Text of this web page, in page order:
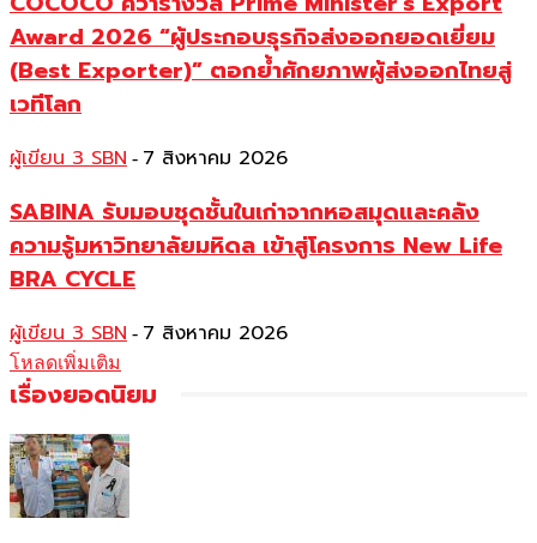
Award 2026 “ผู้ประกอบธุรกิจส่งออกยอดเยี่ยม
(Best Exporter)” ตอกย้ำศักยภาพผู้ส่งออกไทยสู่
เวทีโลก
ผู้เขียน 3 SBN - 7 สิงหาคม 2026
SABINA รับมอบชุดชั้นในเก่าจากหอสมุดและคลัง
ความรู้มหาวิทยาลัยมหิดล เข้าสู่โครงการ New Life
BRA CYCLE
ผู้เขียน 3 SBN - 7 สิงหาคม 2026
โหลดเพิ่มเติม
เรื่องยอดนิยม